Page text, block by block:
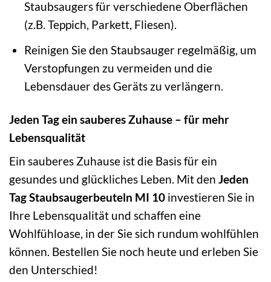
Staubsaugers für verschiedene Oberflächen
(z.B. Teppich, Parkett, Fliesen).
Reinigen Sie den Staubsauger regelmäßig, um
Verstopfungen zu vermeiden und die
Lebensdauer des Geräts zu verlängern.
Jeden Tag ein sauberes Zuhause – für mehr
Lebensqualität
Ein sauberes Zuhause ist die Basis für ein
gesundes und glückliches Leben. Mit den Jeden
Tag Staubsaugerbeuteln MI 10 investieren Sie in
Ihre Lebensqualität und schaffen eine
Wohlfühloase, in der Sie sich rundum wohlfühlen
können. Bestellen Sie noch heute und erleben Sie
den Unterschied!